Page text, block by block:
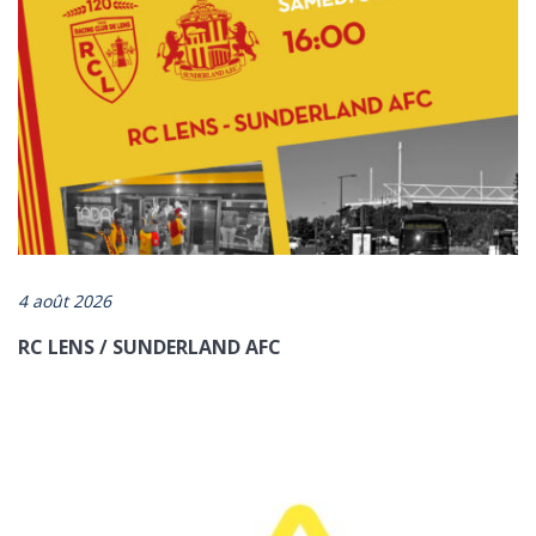
https://www.artois-mobilites.fr/https-www-france-tv-france-3-
19-20-journal-national-2802037-edition-du-lundi-11-octobre-
2021-htmlles-bus-hydrogene-tadao-au-jt-de-tf1-2/
4 août 2026
RC LENS / SUNDERLAND AFC